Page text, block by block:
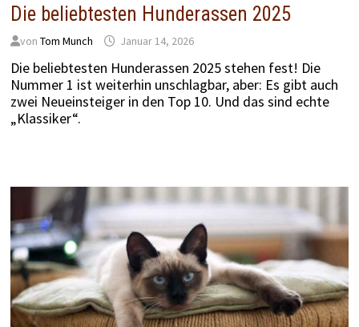
Die beliebtesten Hunderassen 2025
von Tom Munch Januar 14, 2026
Die beliebtesten Hunderassen 2025 stehen fest! Die
Nummer 1 ist weiterhin unschlagbar, aber: Es gibt auch
zwei Neueinsteiger in den Top 10. Und das sind echte
„Klassiker“.